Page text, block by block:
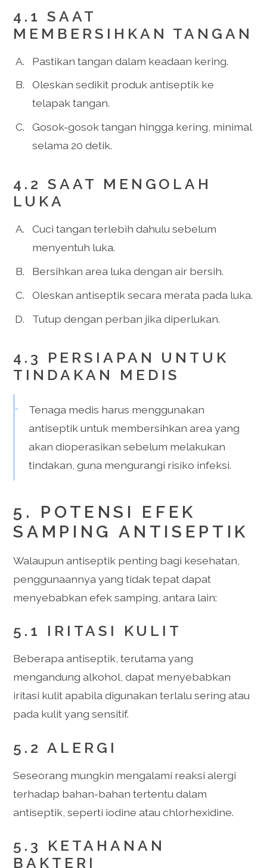
4.1 SAAT
MEMBERSIHKAN TANGAN
Pastikan tangan dalam keadaan kering.
Oleskan sedikit produk antiseptik ke
telapak tangan.
Gosok-gosok tangan hingga kering, minimal
selama 20 detik.
4.2 SAAT MENGOLAH
LUKA
Cuci tangan terlebih dahulu sebelum
menyentuh luka.
Bersihkan area luka dengan air bersih.
Oleskan antiseptik secara merata pada luka.
Tutup dengan perban jika diperlukan.
4.3 PERSIAPAN UNTUK
TINDAKAN MEDIS
Tenaga medis harus menggunakan
antiseptik untuk membersihkan area yang
akan dioperasikan sebelum melakukan
tindakan, guna mengurangi risiko infeksi.
5. POTENSI EFEK
SAMPING ANTISEPTIK
Walaupun antiseptik penting bagi kesehatan,
penggunaannya yang tidak tepat dapat
menyebabkan efek samping, antara lain:
5.1 IRITASI KULIT
Beberapa antiseptik, terutama yang
mengandung alkohol, dapat menyebabkan
iritasi kulit apabila digunakan terlalu sering atau
pada kulit yang sensitif.
5.2 ALERGI
Seseorang mungkin mengalami reaksi alergi
terhadap bahan-bahan tertentu dalam
antiseptik, seperti iodine atau chlorhexidine.
5.3 KETAHANAN
BAKTERI